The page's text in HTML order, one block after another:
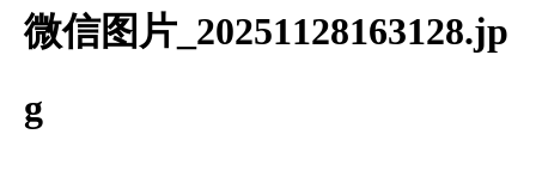
微信图片_20251128163128.jp
g